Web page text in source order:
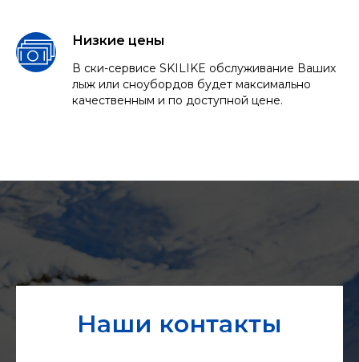
Низкие цены
В ски-сервисе SKILIKE обслуживание Ваших
лыж или сноубордов будет максимально
качественным и по доступной цене.
Наши контакты